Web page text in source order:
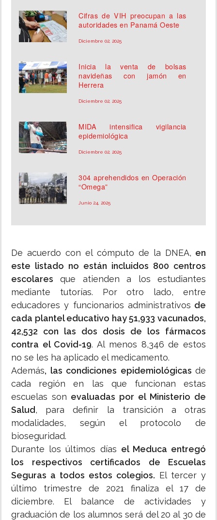
Cifras de VIH preocupan a las
autoridades en Panamá Oeste
Diciembre 02, 2025
Inicia la venta de bolsas
navideñas con jamón en
Herrera
Diciembre 02, 2025
MIDA intensifica vigilancia
epidemiológica
Diciembre 02, 2025
304 aprehendidos en Operación
“Omega”
Junio 24, 2025
De acuerdo con el cómputo de la DNEA, en
este listado no están incluidos 800 centros
escolares que atienden a los estudiantes
mediante tutorías. Por otro lado, entre
educadores y funcionarios administrativos de
cada plantel educativo hay 51,933 vacunados,
42,532 con las dos dosis de los fármacos
contra el Covid-19. Al menos 8,346 de estos
no se les ha aplicado el medicamento.
Además, las condiciones epidemiológicas de
cada región en las que funcionan estas
escuelas son evaluadas por el Ministerio de
Salud, para definir la transición a otras
modalidades, según el protocolo de
bioseguridad.
Durante los últimos días el Meduca entregó
los respectivos certificados de Escuelas
Seguras a todos estos colegios. El tercer y
último trimestre de 2021 finaliza el 17 de
diciembre. El balance de actividades y
graduación de los alumnos será del 20 al 30 de